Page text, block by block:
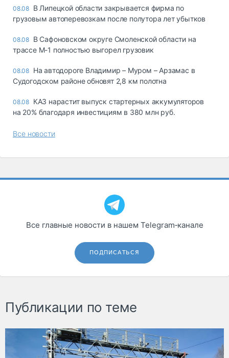
08.08 В Липецкой области закрывается фирма по
грузовым автоперевозкам после полутора лет убытков
08.08 В Сафоновском округе Смоленской области на
трассе М-1 полностью выгорел грузовик
08.08 На автодороге Владимир – Муром – Арзамас в
Судогодском районе обновят 2,8 км полотна
08.08 КАЗ нарастит выпуск стартерных аккумуляторов
на 20% благодаря инвестициям в 380 млн руб.
Все новости
Все главные новости в нашем Telegram‑канале
ПОДПИСАТЬСЯ
Публикации по теме